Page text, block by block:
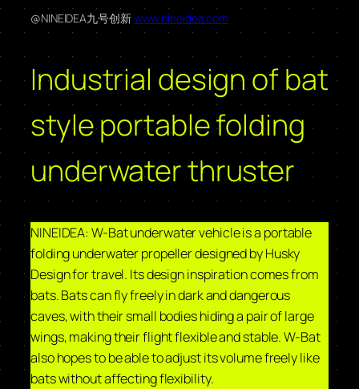
@NINEIDEA九号创新www.nineidea.com
Industrial design of bat
style portable folding
underwater thruster
NINEIDEA: W-Bat underwater vehicle is a portable
folding underwater propeller designed by Husky
Design for travel. Its design inspiration comes from
bats. Bats can fly freely in dark and dangerous
caves, with their small bodies hiding a pair of large
wings, making their flight flexible and stable. W-Bat
also hopes to be able to adjust its volume freely like
bats without affecting flexibility.